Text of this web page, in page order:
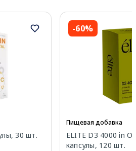
30 шт.
-60%
Пищевая добавка
ELITE D3 4000 in
капсулы, 120 шт.